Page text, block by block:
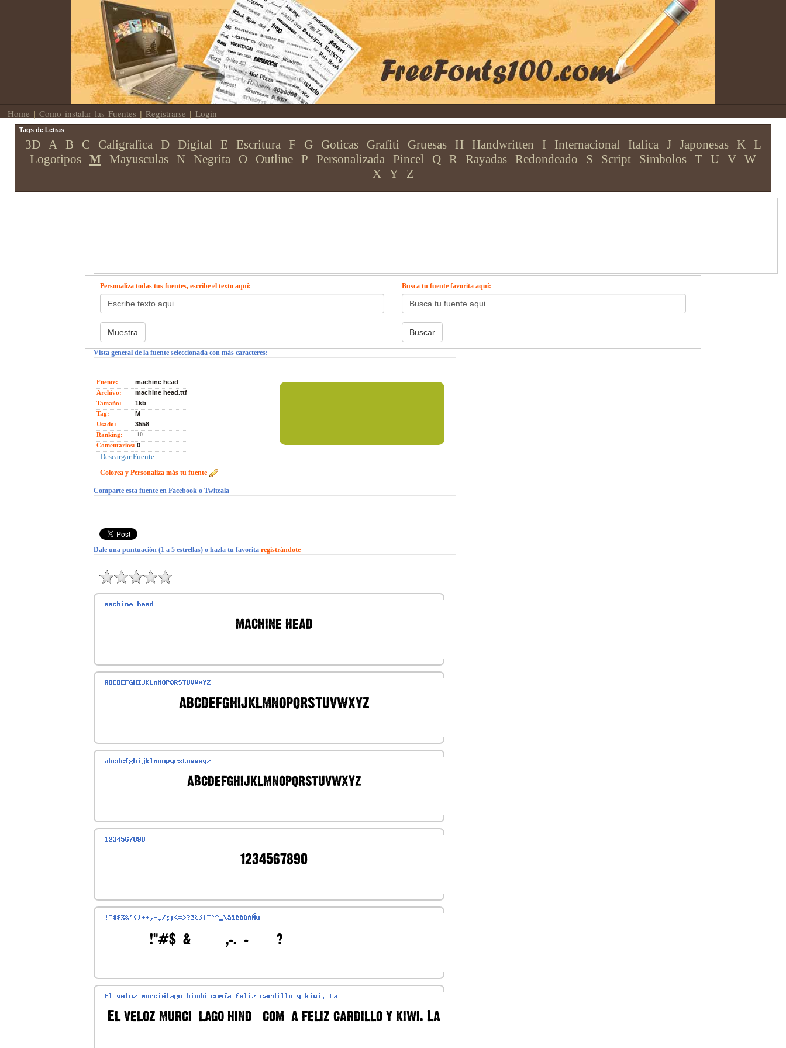
Home | Como instalar las Fuentes | Registrarse | Login
Tags de Letras
3D A B C Caligrafica D Digital E Escritura F G Goticas Grafiti Gruesas H Handwritten I Internacional Italica J Japonesas K
L
Logotipos M Mayusculas N Negrita O Outline P Personalizada Pincel Q R Rayadas Redondeado S Script Simbolos T U V W
X
Y Z
Personaliza todas tus fuentes, escribe el texto aquí: Busca tu fuente favorita aquí:
Vista general de la fuente seleccionada con más caracteres:
Fuente:
machine head
Archivo:
machine head.ttf
Tamaño:
1kb
Tag:
M
Usado:
3558
Ranking:
10
Comentarios: 0
Descargar Fuente
Colorea y Personaliza más tu fuente
Comparte esta fuente en Facebook o Twiteala
Dale una puntuación (1 a 5 estrellas) o hazla tu favorita registrándote